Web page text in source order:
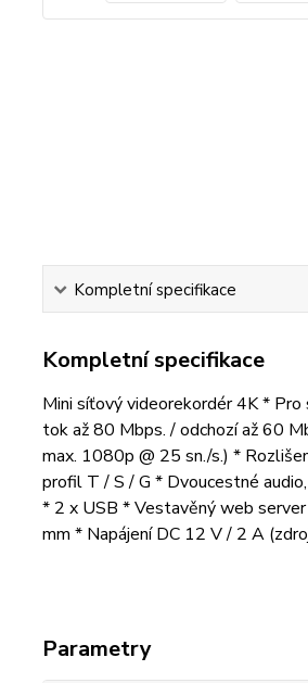
Kompletní specifikace
Kompletní specifikace
Mini síťový videorekordér 4K *
tok až 80 Mbps. / odchozí až 60
max. 1080p @ 25 sn./s.) *
profil T / S / G * Dvoucestné
* 2 x USB * Vestavěný web
mm * Napájení DC 12 V / 2 A
Parametry